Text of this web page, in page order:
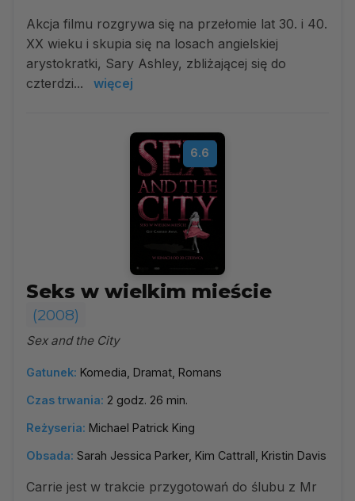
Akcja filmu rozgrywa się na przełomie lat 30. i 40.
XX wieku i skupia się na losach angielskiej
arystokratki, Sary Ashley, zbliżającej się do
czterdzi...
więcej
6.6
Seks w wielkim mieście
(2008)
Sex and the City
Gatunek: Komedia, Dramat, Romans
Czas trwania: 2 godz. 26 min.
Reżyseria: Michael Patrick King
Obsada: Sarah Jessica Parker, Kim Cattrall, Kristin Davis
Carrie jest w trakcie przygotowań do ślubu z Mr